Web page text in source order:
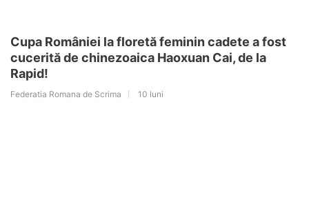
Cupa României la floretă feminin cadete a fost
cucerită de chinezoaica Haoxuan Cai, de la
Rapid!
Federatia Romana de Scrima 10 luni